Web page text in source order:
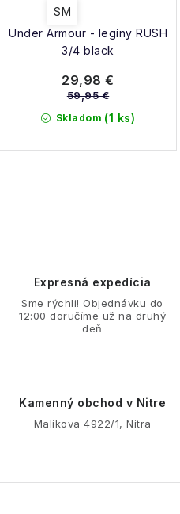
Under Armour - legíny RUSH
3/4 black
SM
Skladom (1 ks)
29,98 €
59,95 €
v
Expresná expedícia
Sme rýchli! Objednávku do
12:00 doručíme už na druhý
deň
Kamenný obchod v Nitre
Malíkova 4922/1, Nitra